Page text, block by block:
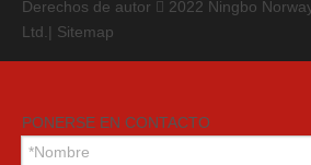
Derechos de autor  2022 Ningbo
Ltd.| Sitemap
PONERSE EN CONTACTO